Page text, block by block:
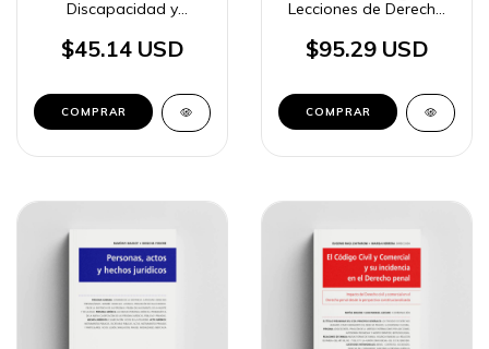
Discapacidad y
$45.14 USD
COMPRAR
Lecciones de Derecho
$95.29 USD
COMPRAR